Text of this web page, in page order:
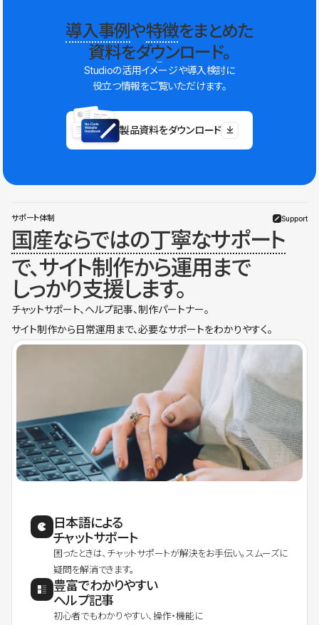
導入事例や特徴をまとめた
資料をダウンロード。
Studioの活用イメージや導入検討に
役立つ情報をご覧いただけます。
製品資料をダウンロード
サポート体制 Support
国産ならではの丁寧なサポート
で、サイト制作から運用まで
しっかり支援します。
チャットサポート、ヘルプ記事、制作パートナー。
サイト制作から日常運用まで、必要なサポートをわかりやすく。
日本語による
チャットサポート
困ったときは、チャットサポートが解決をお手伝い。スムーズに
疑問を解消できます。
豊富でわかりやすい
ヘルプ記事
初心者でもわかりやすい、操作・機能に